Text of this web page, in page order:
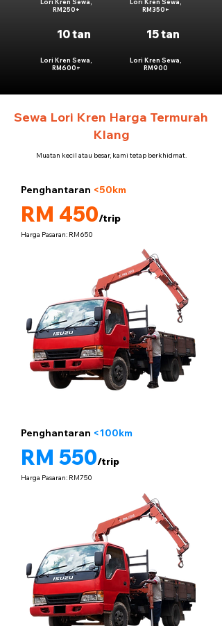
Lori Kren Sewa,
RM250+
10 tan
Lori Kren Sewa,
RM600+
Lori Kren Sewa,
RM350+
15 tan
Lori Kren Sewa,
RM900
Sewa Lori Kren Harga Termurah
Klang
Muatan kecil atau besar, kami tetap berkhidmat.
Penghantaran <50km
RM 450/trip
Harga Pasaran: RM650
Penghantaran <100km
RM 550/trip
Harga Pasaran: RM750